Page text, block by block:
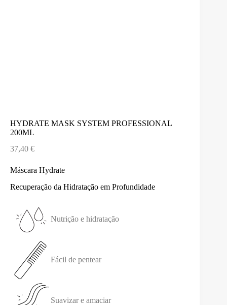
HYDRATE MASK SYSTEM PROFESSIONAL
200ML
37,40 €
Máscara Hydrate
Recuperação da Hidratação em Profundidade
Nutrição e hidratação
Fácil de pentear
Suavizar e amaciar